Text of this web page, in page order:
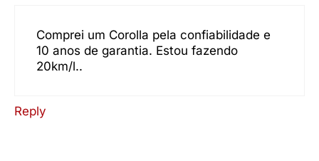
Comprei um Corolla pela confiabilidade e
10 anos de garantia. Estou fazendo
20km/l..
Reply